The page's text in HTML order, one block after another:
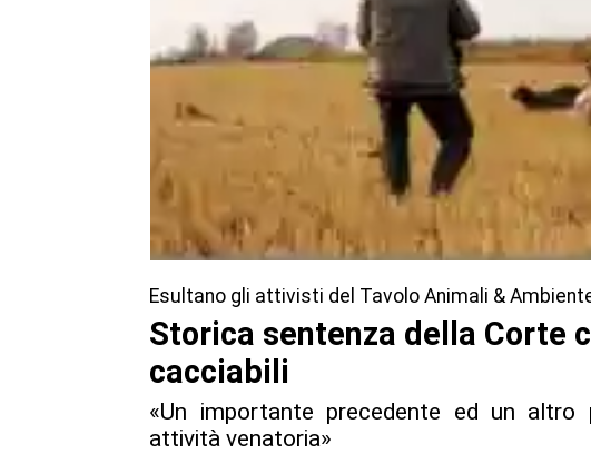
Esultano gli attivisti del Tavolo Animali &
Storica sentenza della Corte
cacciabili
«Un importante precedente ed un altro
attività venatoria»